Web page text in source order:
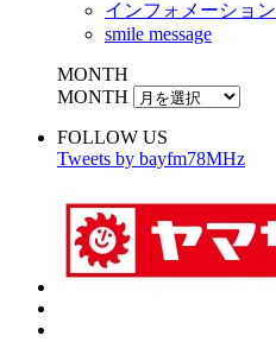
インフォメーション
smile message
MONTH
MONTH
FOLLOW US
Tweets by bayfm78MHz